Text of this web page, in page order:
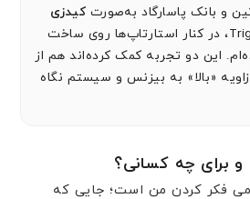
و بانک پاسارگاد به‌صورت کیدزی
ادامه پیدا کرد. در TrigUP، در کنار استارتاپ‌ها روی ساخت
این دو تجربه کمک کرده‌اند هم از
«بالا» به بیزنس و سیستم نگاه
و برای چه کسانی؟
فکر کردن من است؛ جایی که